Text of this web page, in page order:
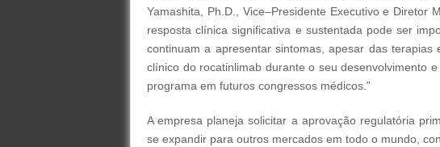
Yamashita, Ph.D., Vice–Presidente Executivo e Diretor
resposta clínica significativa e sustentada pode ser
continuam a apresentar sintomas, apesar das
clínico do rocatinlimab durante o seu desenvolvimento
programa em futuros congressos médicos.”
A empresa planeja solicitar a aprovação regulatória
se expandir para outros mercados em todo o mundo,